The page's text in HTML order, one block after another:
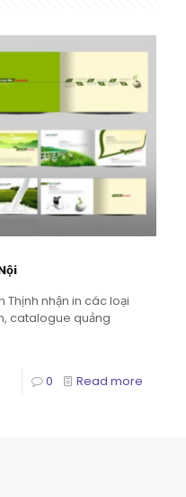
Thịnh nhận in các loại
catalogue quảng
0 Read more